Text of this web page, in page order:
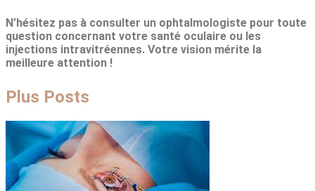
N’hésitez pas à consulter un ophtalmologiste pour toute
question concernant votre santé oculaire ou les
injections intravitréennes. Votre vision mérite la
meilleure attention !
Plus Posts